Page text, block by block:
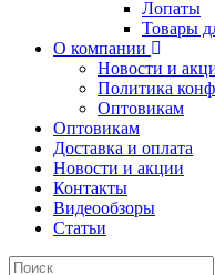
Лопаты
Товары
О компании
Новости и
Политика
Оптовикам
Оптовикам
Доставка и оплата
Новости и акции
Контакты
Видеообзоры
Статьи